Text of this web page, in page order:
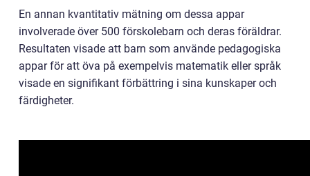
En annan kvantitativ mätning om dessa appar
involverade över 500 förskolebarn och deras föräldrar.
Resultaten visade att barn som använde pedagogiska
appar för att öva på exempelvis matematik eller språk
visade en signifikant förbättring i sina kunskaper och
färdigheter.